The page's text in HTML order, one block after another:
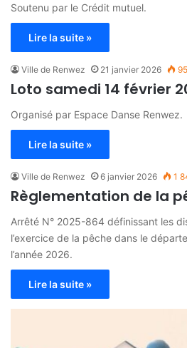
Soutenu par le Crédit mutuel.
Lire la suite »
Ville de Renwez 21 janvier 2026
Loto samedi 14 février
Organisé par Espace Danse Renwez.
Lire la suite »
Ville de Renwez 6 janvier 2026 1
Règlementation de la
Arrêté N° 2025-864 définissant les
l’exercice de la pêche dans le
l’année 2026.
Lire la suite »